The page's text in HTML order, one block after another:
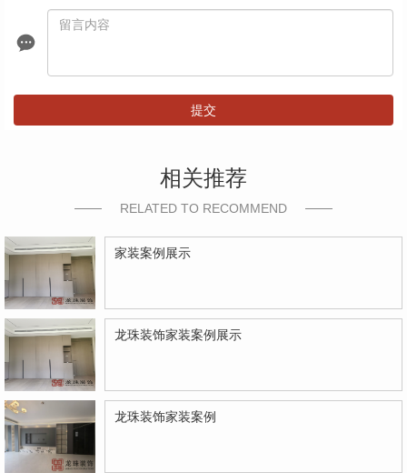
提交
相关推荐
RELATED TO RECOMMEND
家装案例展示
龙珠装饰家装案例展示
龙珠装饰家装案例